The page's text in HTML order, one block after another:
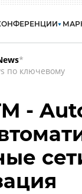
*
по ключевому
-